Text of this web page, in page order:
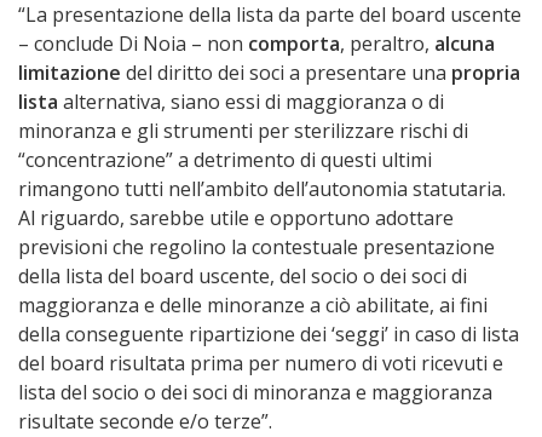
“La presentazione della lista da parte del board uscente
– conclude Di Noia – non comporta, peraltro, alcuna
limitazione del diritto dei soci a presentare una propria
lista alternativa, siano essi di maggioranza o di
minoranza e gli strumenti per sterilizzare rischi di
“concentrazione” a detrimento di questi ultimi
rimangono tutti nell’ambito dell’autonomia statutaria.
Al riguardo, sarebbe utile e opportuno adottare
previsioni che regolino la contestuale presentazione
della lista del board uscente, del socio o dei soci di
maggioranza e delle minoranze a ciò abilitate, ai fini
della conseguente ripartizione dei ‘seggi’ in caso di lista
del board risultata prima per numero di voti ricevuti e
lista del socio o dei soci di minoranza e maggioranza
risultate seconde e/o terze”.